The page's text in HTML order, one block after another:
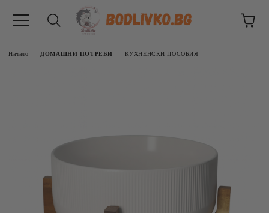
Начало ДОМАШНИ ПОТРЕБИ КУХНЕНСКИ ПОСОБИЯ